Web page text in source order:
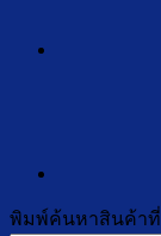
พิมพ์ค้นหาสินค้า